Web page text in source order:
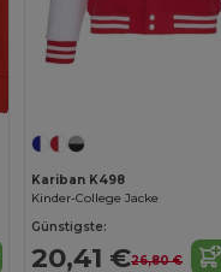
Kariban K498
Kinder-College Jacke
Günstigste:
20,41 €26,80 €